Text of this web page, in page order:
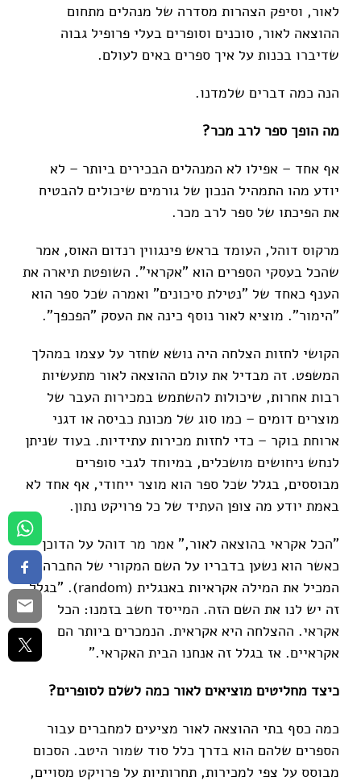
לאור, וסיפק הצהרות מסדרה של מנהלים מתחום
ההוצאה לאור, סוכנים וסופרים בעלי פרופיל גבוה
שדיברו בכנות על איך ספרים באים לעולם.
הנה כמה דברים שלמדנו.
מה הופך ספר לרב מכר?
אף אחד – אפילו לא המנהלים הבכירים ביותר – לא
יודע מהו התמהיל הנכון של גורמים שיכולים להבטיח
את הפיכתו של ספר לרב מכר.
מרקוס דוהל, העומד בראש פינגווין רנדום האוס, אמר
שהכל בעסקי הספרים הוא "אקראי". השופטת תיארה את
הענף כאחד של "נטילת סיכונים" ואמרה שכל ספר הוא
"הימור". מוציא לאור נוסף כינה את העסק "הפכפך".
הקושי לחזות הצלחה היה נושא שחזר על עצמו במהלך
המשפט. זה מבדיל את עולם ההוצאה לאור מתעשיות
רבות אחרות, שיכולות להשתמש במכירות העבר של
מוצרים דומים – כמו סוג של מכונת כביסה או דגני
ארוחת בוקר – כדי לחזות מכירות עתידיות. בעוד שניתן
לנחש ניחושים מושכלים, במיוחד לגבי סופרים
מבוססים, בגלל שכל ספר הוא מוצר ייחודי, אף אחד לא
באמת יודע מה צופן העתיד של כל פרויקט נתון.
"הכל אקראי בהוצאה לאור," אמר מר דוהל על הדוכן
כאשר הוא נשען בדבריו על השם המקורי של החברה
המכיל את המילה אקראיות באנגלית (random). "בגלל
זה יש לנו את השם הזה. המייסד חשב בזמנו: הכל
אקראי. ההצלחה היא אקראית. הנמכרים ביותר הם
אקראיים. אז בגלל זה אנחנו הבית האקראי."
כיצד מחליטים מוציאים לאור כמה לשלם לסופרים?
כמה כסף בתי ההוצאה לאור מציעים למחברים עבור
הספרים שלהם הוא בדרך כלל סוד שמור היטב. הסכום
מבוסס על צפי למכירות, תחרותיות על פרויקט מסויים,